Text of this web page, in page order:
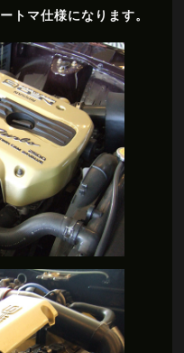
トマ仕様になります。